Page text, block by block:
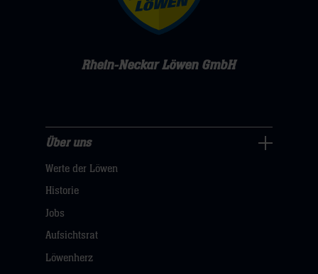
Rhein-Neckar Löwen GmbH
uns
Navigation
öffnen,
dann
Über uns
Werte der Löwen
Historie
Jobs
Aufsichtsrat
Löwenherz